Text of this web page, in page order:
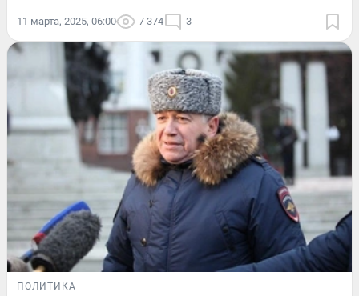
11 марта, 2025, 06:00 7 374 3
ПОЛИТИКА